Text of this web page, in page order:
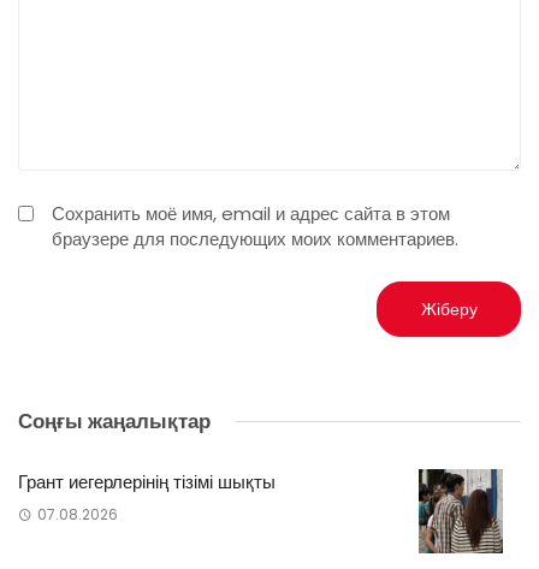
Сохранить моё имя, email и адрес сайта в этом
браузере для последующих моих комментариев.
Соңғы жаңалықтар
Грант иегерлерінің тізімі шықты
07.08.2026